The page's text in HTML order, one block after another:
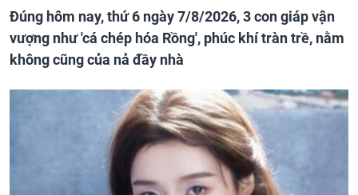
Đúng hôm nay, thứ 6 ngày 7/8/2026, 3 con giáp vận
vượng như 'cá chép hóa Rồng', phúc khí tràn trề, nằm
không cũng của nả đầy nhà